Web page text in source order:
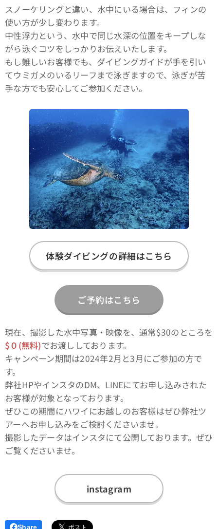
スノーケリングと違い、水中にいる場合は、フィンの
使い方が少し変わります。
中性浮力という、水中で同じ水深の位置をキープしな
がら泳ぐコツをしっかりお伝えいたします。
もし難しいお客様でも、ダイビングガイドが手を引い
てウミガメのいるリーフまで泳ぎますので、泳ぎが苦
手な方でも安心してご参加ください。
体験ダイビングの詳細はこちら
ご予約はこちら
現在、撮影した水中写真・映像を、通常$30のところを
$０(無料)でお渡ししております。
キャンペーン期間は2024年2月と3月にご参加の方で
す。
弊社HPやインスタのDM、LINEにてお申し込みされた
お客様が対象となっております。
ぜひこの期間にハワイにお越しのお客様はぜひ弊社ツ
アーへお申し込みをご検討くださいませ。
撮影したデータはインスタにて公開しております。ぜひ
ご覧くださいませ。
instagram
Share